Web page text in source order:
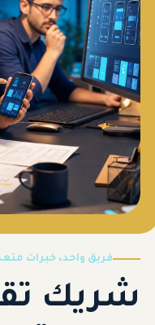
فريق واحد، خبرات
شريك